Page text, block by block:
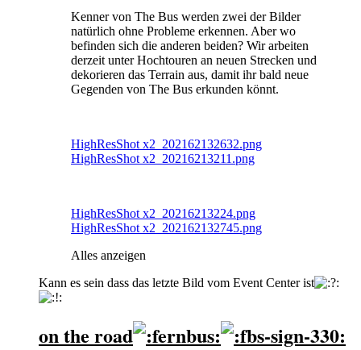
Kenner von The Bus werden zwei der Bilder
natürlich ohne Probleme erkennen. Aber wo
befinden sich die anderen beiden? Wir arbeiten
derzeit unter Hochtouren an neuen Strecken und
dekorieren das Terrain aus, damit ihr bald neue
Gegenden von The Bus erkunden könnt.
HighResShot x2_202162132632.png
HighResShot x2_20216213211.png
HighResShot x2_20216213224.png
HighResShot x2_202162132745.png
Alles anzeigen
Kann es sein dass das letzte Bild vom Event Center ist
on the road